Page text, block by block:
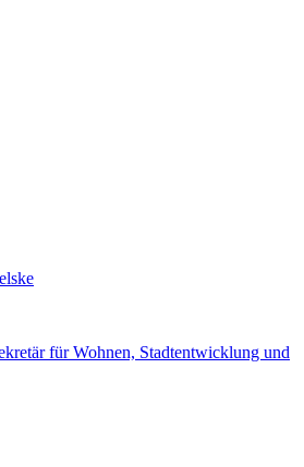
für Wohnen, Stadtentwicklung und